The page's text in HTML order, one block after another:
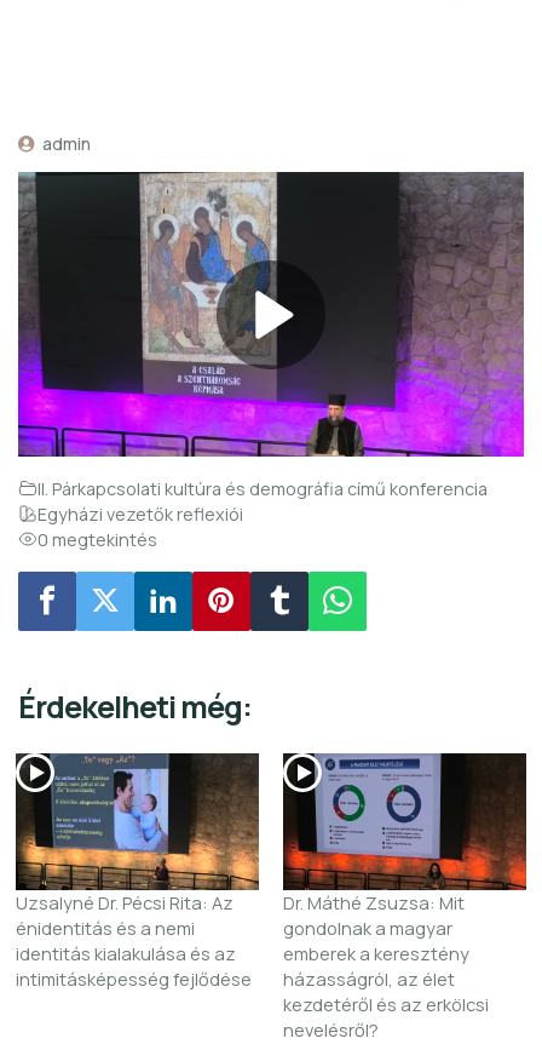
admin
II. Párkapcsolati kultúra és demográfia című konferencia
Egyházi vezetők reflexiói
0 megtekintés
Érdekelheti még:
Uzsalyné Dr. Pécsi Rita: Az
énidentitás és a nemi
identitás kialakulása és az
intimitásképesség fejlődése
Dr. Máthé Zsuzsa: Mit
gondolnak a magyar
emberek a keresztény
házasságról, az élet
kezdetéről és az erkölcsi
nevelésről?